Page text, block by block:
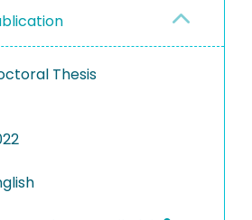
Thesis